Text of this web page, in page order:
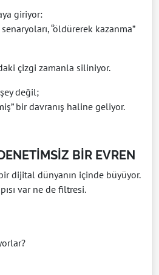
giriyor:
“öldürerek kazanma”
çizgi zamanla siliniyor.
değil;
bir davranış haline geliyor.
BİR EVREN
bir dijital dünyanın içinde büyüyor.
var ne de filtresi.